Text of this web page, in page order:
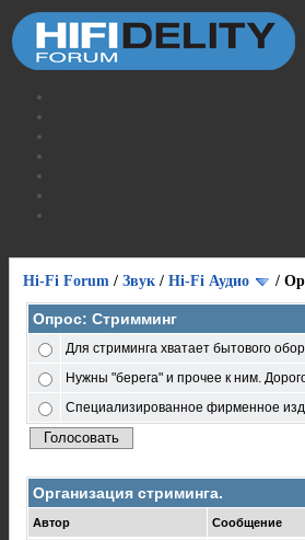
Hi-Fi Forum / Звук / Hi-Fi Аудио /
Опрос: Стримминг
Для стриминга хватает бытового
Нужны "берега" и прочее к ним.
Специализированное фирменное
Организация стриминга.
Автор Сообщение